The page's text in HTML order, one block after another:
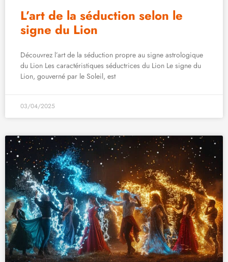
L’art de la séduction selon le
signe du Lion
Découvrez l’art de la séduction propre au signe astrologique
du Lion Les caractéristiques séductrices du Lion Le signe du
Lion, gouverné par le Soleil, est
03/04/2025